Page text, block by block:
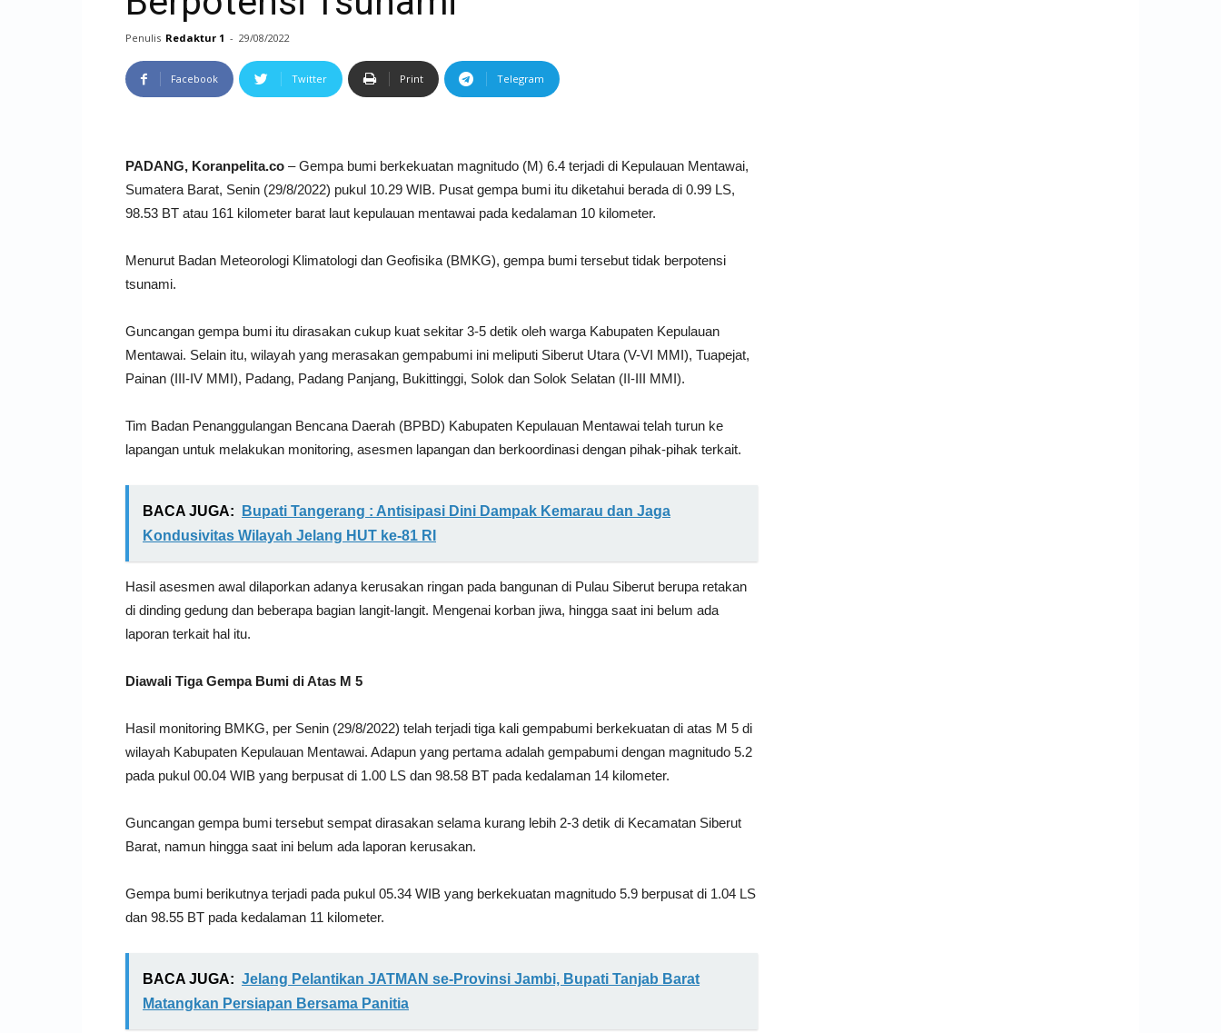
Penulis Redaktur 1 - 29/08/2022
Facebook Twitter Print Telegram
PADANG, Koranpelita.co – Gempa bumi berkekuatan magnitudo (M) 6.4 terjadi di Kepulauan Mentawai,
Sumatera Barat, Senin (29/8/2022) pukul 10.29 WIB. Pusat gempa bumi itu diketahui berada di 0.99 LS,
98.53 BT atau 161 kilometer barat laut kepulauan mentawai pada kedalaman 10 kilometer.
Menurut Badan Meteorologi Klimatologi dan Geofisika (BMKG), gempa bumi tersebut tidak berpotensi
tsunami.
Guncangan gempa bumi itu dirasakan cukup kuat sekitar 3-5 detik oleh warga Kabupaten Kepulauan
Mentawai. Selain itu, wilayah yang merasakan gempabumi ini meliputi Siberut Utara (V-VI MMI), Tuapejat,
Painan (III-IV MMI), Padang, Padang Panjang, Bukittinggi, Solok dan Solok Selatan (II-III MMI).
Tim Badan Penanggulangan Bencana Daerah (BPBD) Kabupaten Kepulauan Mentawai telah turun ke
lapangan untuk melakukan monitoring, asesmen lapangan dan berkoordinasi dengan pihak-pihak terkait.
BACA JUGA:
Bupati Tangerang : Antisipasi Dini Dampak Kemarau dan Jaga
Kondusivitas Wilayah Jelang HUT ke-81 RI
Hasil asesmen awal dilaporkan adanya kerusakan ringan pada bangunan di Pulau Siberut berupa retakan
di dinding gedung dan beberapa bagian langit-langit. Mengenai korban jiwa, hingga saat ini belum ada
laporan terkait hal itu.
Diawali Tiga Gempa Bumi di Atas M 5
Hasil monitoring BMKG, per Senin (29/8/2022) telah terjadi tiga kali gempabumi berkekuatan di atas M 5 di
wilayah Kabupaten Kepulauan Mentawai. Adapun yang pertama adalah gempabumi dengan magnitudo 5.2
pada pukul 00.04 WIB yang berpusat di 1.00 LS dan 98.58 BT pada kedalaman 14 kilometer.
Guncangan gempa bumi tersebut sempat dirasakan selama kurang lebih 2-3 detik di Kecamatan Siberut
Barat, namun hingga saat ini belum ada laporan kerusakan.
Gempa bumi berikutnya terjadi pada pukul 05.34 WIB yang berkekuatan magnitudo 5.9 berpusat di 1.04 LS
dan 98.55 BT pada kedalaman 11 kilometer.
BACA JUGA: Jelang Pelantikan JATMAN se-Provinsi Jambi, Bupati Tanjab Barat
Matangkan Persiapan Bersama Panitia